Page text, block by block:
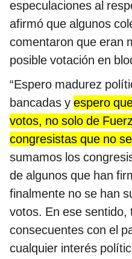
especulaciones al
afirmó que algunos
comentaron que eran
posible votación en
“Espero madurez
bancadas y espero
votos, no solo de
congresistas que no
sumamos los
de algunos que han
finalmente no se han
votos. En ese sentido,
consecuentes con el
cualquier interés